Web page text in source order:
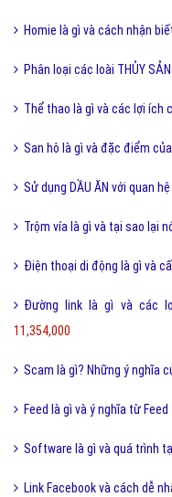
Homie là gì và cách nhận
Phân loại các loài THỦY
Thể thao là gì và các lợi ích
San hô là gì và đặc điểm
Sử dụng DẦU ĂN với quan
Trộm vía là gì và tại sao lại
Điện thoại di động là gì và
Đường link là gì và các
11,354,000
Scam là gì? Những ý nghĩa
Feed là gì và ý nghĩa từ
Software là gì và quá trình
Link Facebook và cách dễ